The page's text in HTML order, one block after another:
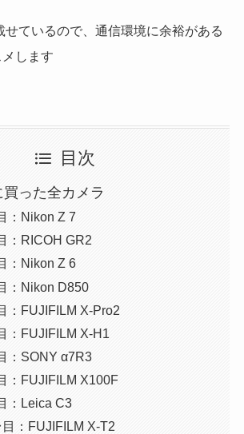
ているので、通信環境に余裕がある
します
目次
った全カメラ
：Nikon Z 7
：RICOH GR2
：Nikon Z 6
：Nikon D850
：FUJIFILM X-Pro2
：FUJIFILM X-H1
：SONY α7R3
：FUJIFILM X100F
：Leica C3
：FUJIFILM X-T2